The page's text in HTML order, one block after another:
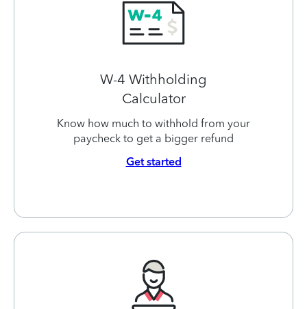
W-4 Withholding
Calculator
Know how much to withhold from your
paycheck to get a bigger refund
Get started